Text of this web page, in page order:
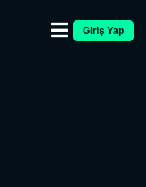
Giriş Yap